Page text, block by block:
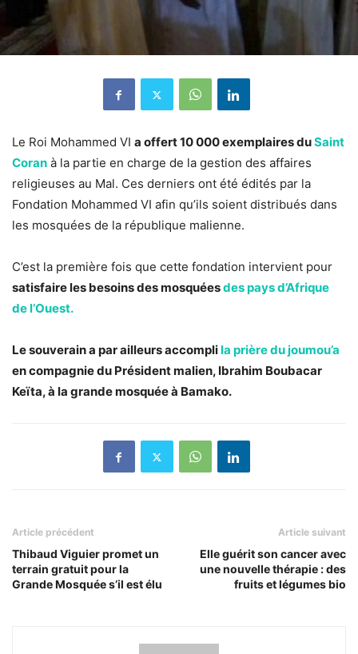
Le Roi Mohammed VI a offert 10 000 exemplaires duSaint
Coran à la partie en charge de la gestion des affaires
religieuses au Mal. Ces derniers ont été édités par la
Fondation Mohammed VI afin qu’ils soient distribués dans
les mosquées de la république malienne.
C’est la première fois que cette fondation intervient pour
satisfaire les besoins des mosquéesdes pays d’Afrique
de l’Ouest.
Le souverain a par ailleurs accomplila prière du joumou’a
en compagnie du Président malien, Ibrahim Boubacar
Keïta, à la grande mosquée à Bamako.
Article précédent
Thibaud Viguier promet un
terrain gratuit pour la
Grande Mosquée s’il est élu
Article suivant
Elle guérit son cancer avec
une nouvelle thérapie : des
fruits et légumes bio